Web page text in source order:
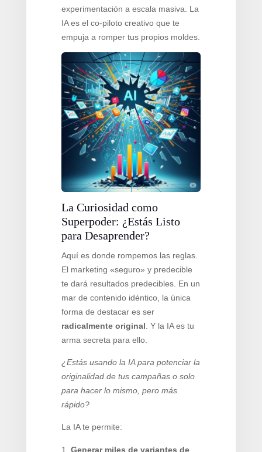
experimentación a escala masiva. La
IA es el co-piloto creativo que te
empuja a romper tus propios moldes.
La Curiosidad como
Superpoder: ¿Estás Listo
para Desaprender?
Aquí es donde rompemos las reglas.
El marketing «seguro» y predecible
te dará resultados predecibles. En un
mar de contenido idéntico, la única
forma de destacar es ser
radicalmente original . Y la IA es tu
arma secreta para ello.
¿Estás usando la IA para potenciar la
originalidad de tus campañas o solo
para hacer lo mismo, pero más
rápido?
La IA te permite:
Generar miles de variantes de